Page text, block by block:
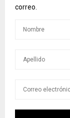
correo.